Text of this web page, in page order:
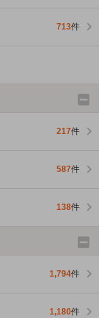
713件
217件
587件
138件
1,794件
1,180件